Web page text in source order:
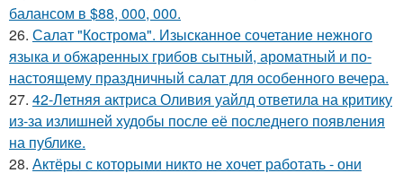
балансом в $88, 000, 000.
26. Салат "Кострома". Изысканное сочетание нежного
языка и обжаренных грибов сытный, ароматный и по-
настоящему праздничный салат для особенного вечера.
27. 42-Летняя актриса Оливия уайлд ответила на критику
из-за излишней худобы после её последнего появления
на публике.
28. Актёры с которыми никто не хочет работать - они